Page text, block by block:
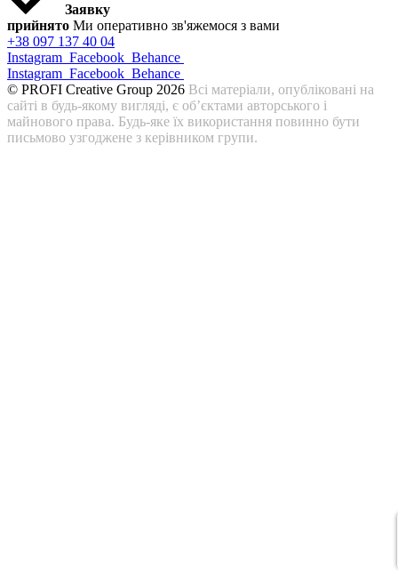
Заявку
прийнято Ми оперативно зв'яжемося з вами
+38 097 137 40 04
Instagram Facebook Behance
Instagram Facebook Behance
© PROFI Creative Group 2026 Всі матеріали, опубліковані на
сайті в будь-якому вигляді, є об’єктами авторського і
майнового права. Будь-яке їх використання повинно бути
письмово узгоджене з керівником групи.